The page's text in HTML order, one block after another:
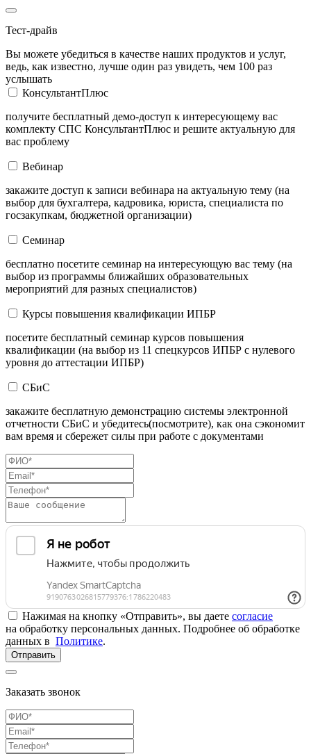
Тест-драйв
Вы можете убедиться в качестве наших продуктов и услуг,
ведь, как известно, лучше один раз увидеть, чем 100 раз
услышать
КонсультантПлюс
получите бесплатный демо-доступ к интересующему вас
комплекту СПС КонсультантПлюс и решите актуальную для
вас проблему
Вебинар
закажите доступ к записи вебинара на актуальную тему (на
выбор для бухгалтера, кадровика, юриста, специалиста по
госзакупкам, бюджетной организации)
Семинар
бесплатно посетите семинар на интересующую вас тему (на
выбор из программы ближайших образовательных
мероприятий для разных специалистов)
Курсы повышения квалификации ИПБР
посетите бесплатный семинар курсов повышения
квалификации (на выбор из 11 спецкурсов ИПБР с нулевого
уровня до аттестации ИПБР)
СБиС
закажите бесплатную демонстрацию системы электронной
отчетности СБиС и убедитесь(посмотрите), как она сэкономит
вам время и сбережет силы при работе с документами
Нажимая на кнопку «Отправить», вы даете согласие
на обработку персональных данных. Подробнее об обработке
данных в Политике.
Отправить
Заказать звонок